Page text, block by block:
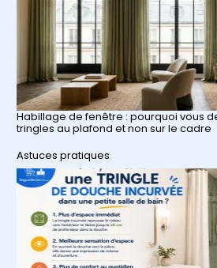
Habillage de fenêtre : pourquoi vous
tringles au plafond et non sur le cadre
Par rapport à
Astuces pratiques